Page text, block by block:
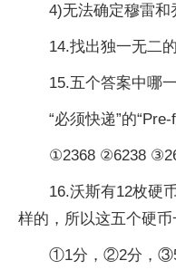
4)无法确定穆雷和
14.找出独一无二
15.五个答案中哪
“必须快递”的
①2368 ②6238
16.沃斯有12枚硬
样的，所以这五个硬币
①1分，②2分，